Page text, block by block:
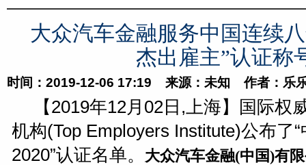
大众汽车金融服务中国连续
杰出雇主”认证称
时间：2019-12-06 17:19 来源：未知 作者：乐
【2019年12月02日,上海】国际权
机构(Top Employers Institute)公布了
2020”认证名单。 大众汽车金融(中国)有